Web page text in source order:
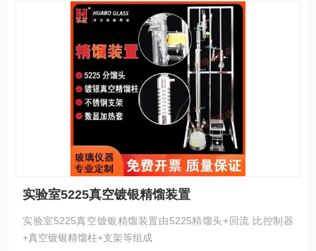
实验室5225真空镀银精馏装置
实验室5225真空镀银精馏装置由5225精馏头+回流 比控制器
+真空镀银精馏柱+支架等组成